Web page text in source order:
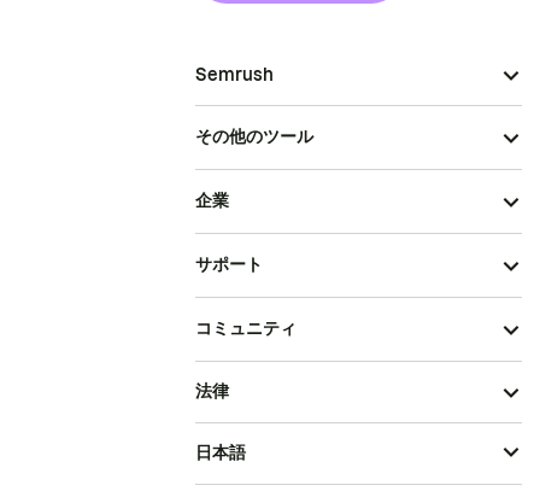
Semrush
その他のツール
企業
サポート
コミュニティ
法律
日本語